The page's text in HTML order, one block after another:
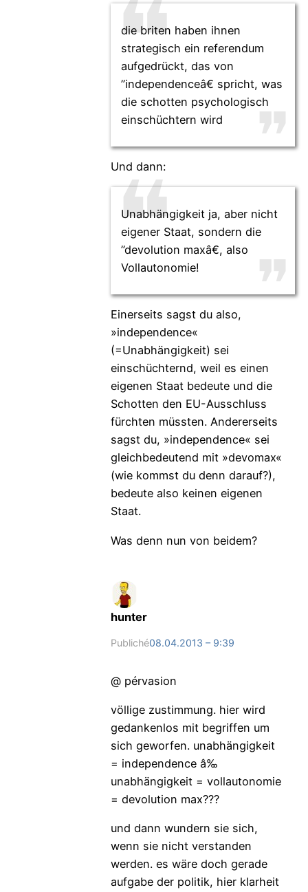
die briten haben ihnen
strategisch ein referendum
aufgedrückt, das von
”independenceâ€ spricht, was
die schotten psychologisch
einschüchtern wird
Und dann:
Unabhängigkeit ja, aber nicht
eigener Staat, sondern die
”devolution maxâ€, also
Vollautonomie!
Einerseits sagst du also,
»independence«
(=Unabhängigkeit) sei
einschüchternd, weil es einen
eigenen Staat bedeute und die
Schotten den EU-Ausschluss
fürchten müssten. Andererseits
sagst du, »independence« sei
gleichbedeutend mit »devomax«
(wie kommst du denn darauf?),
bedeute also keinen eigenen
Staat.
Was denn nun von beidem?
hunter
Publiché08.04.2013 – 9:39
@ pérvasion
völlige zustimmung. hier wird
gedankenlos mit begriffen um
sich geworfen. unabhängigkeit
= independence â‰
unabhängigkeit = vollautonomie
= devolution max???
und dann wundern sie sich,
wenn sie nicht verstanden
werden. es wäre doch gerade
aufgabe der politik, hier klarheit